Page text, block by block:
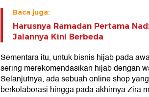
Baca juga:
Harusnya Ramadan Pertama
Jalannya Kini Berbeda
Sementara itu, untuk bisnis hijab pada
sering merekomendasikan hijab dengan
Selanjutnya, ada sebuah online shop
berkolaborasi hingga pada akhirnya Zira